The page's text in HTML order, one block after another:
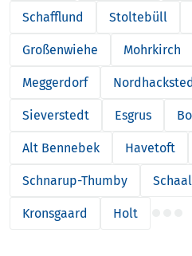
Schafflund Stoltebüll
Großenwiehe Mohrkirch
Meggerdorf
Sieverstedt Esgrus
Alt Bennebek Havetoft
Schnarup-Thumby
Kronsgaard Holt